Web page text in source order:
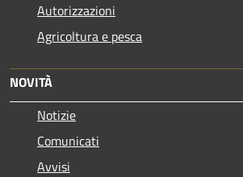
Autorizzazioni
Agricoltura e pesca
NOVITÀ
Notizie
Comunicati
Avvisi